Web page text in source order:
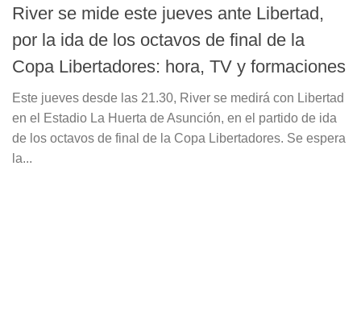
River se mide este jueves ante Libertad,
por la ida de los octavos de final de la
Copa Libertadores: hora, TV y formaciones
Este jueves desde las 21.30, River se medirá con Libertad
en el Estadio La Huerta de Asunción, en el partido de ida
de los octavos de final de la Copa Libertadores. Se espera
la...